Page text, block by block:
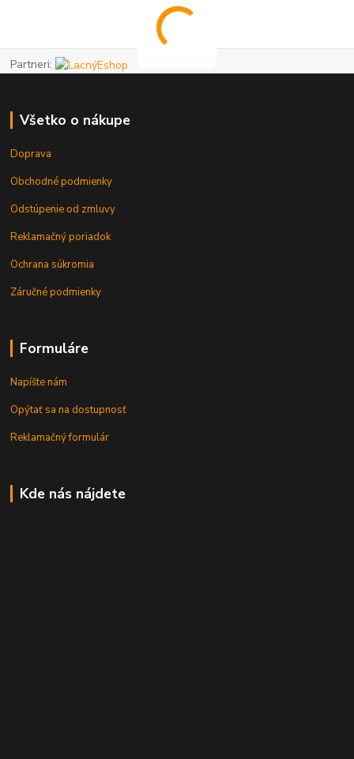
Partneri:
Všetko o nákupe
Doprava
Obchodné podmienky
Odstúpenie od zmluvy
Reklamačný poriadok
Ochrana súkromia
Záručné podmienky
Formuláre
Napíšte nám
Opýtať sa na dostupnosť
Reklamačný formulár
Kde nás nájdete